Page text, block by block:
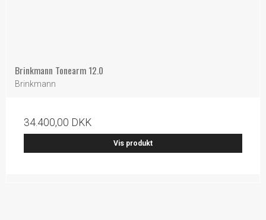
Brinkmann Tonearm 12.0
Brinkmann
34.400,00 DKK
Vis produkt